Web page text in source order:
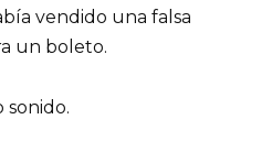
vendido una falsa
un boleto.
sonido.